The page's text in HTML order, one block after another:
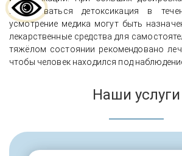
потребоваться детоксикация в
усмотрение медика могут быть
лекарственные средства для
тяжёлом состоянии рекомендовано
чтобы человек находился под
Наши услуги